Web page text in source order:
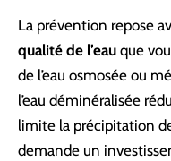
La prévention repose
qualité de l’eau que
de l’eau osmosée ou
l’eau déminéralisée
limite la précipitation
demande un